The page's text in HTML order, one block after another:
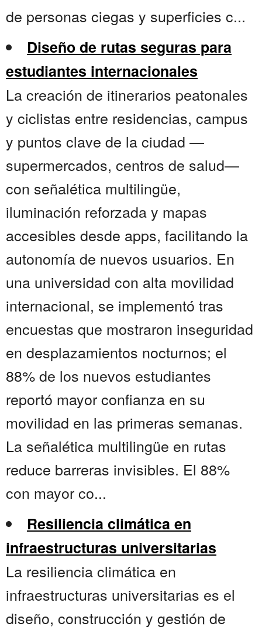
de personas ciegas y superficies c...
Diseño de rutas seguras para
estudiantes internacionales
La creación de itinerarios peatonales
y ciclistas entre residencias, campus
y puntos clave de la ciudad —
supermercados, centros de salud—
con señalética multilingüe,
iluminación reforzada y mapas
accesibles desde apps, facilitando la
autonomía de nuevos usuarios. En
una universidad con alta movilidad
internacional, se implementó tras
encuestas que mostraron inseguridad
en desplazamientos nocturnos; el
88% de los nuevos estudiantes
reportó mayor confianza en su
movilidad en las primeras semanas.
La señalética multilingüe en rutas
reduce barreras invisibles. El 88%
con mayor co...
Resiliencia climática en
infraestructuras universitarias
La resiliencia climática en
infraestructuras universitarias es el
diseño, construcción y gestión de